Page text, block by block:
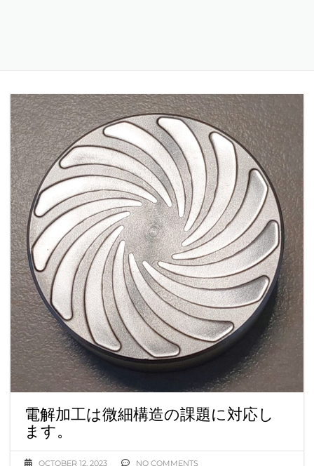
電解加工は微細構造の課題に対応し
ます。
OCTOBER 12, 2023 NO COMMENTS